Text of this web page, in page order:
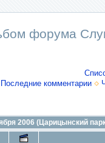
форума
Последние комментарии
2006 (Царицынский